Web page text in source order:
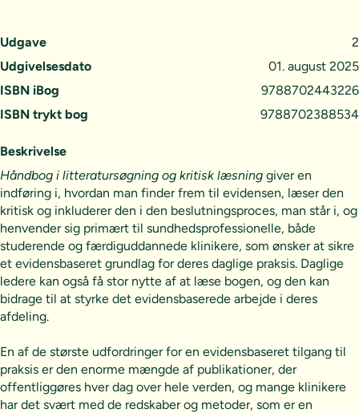
Udgave
2
Udgivelsesdato
01. august 2025
ISBN iBog
9788702443226
ISBN trykt bog
9788702388534
Beskrivelse
Håndbog i litteratursøgning og kritisk læsning giver en
indføring i, hvordan man finder frem til evidensen, læser den
kritisk og inkluderer den i den beslutningsproces, man står i, og
henvender sig primært til sundhedsprofessionelle, både
studerende og færdiguddannede klinikere, som ønsker at sikre
et evidensbaseret grundlag for deres daglige praksis. Daglige
ledere kan også få stor nytte af at læse bogen, og den kan
bidrage til at styrke det evidensbaserede arbejde i deres
afdeling.
En af de største udfordringer for en evidensbaseret tilgang til
praksis er den enorme mængde af publikationer, der
offentliggøres hver dag over hele verden, og mange klinikere
har det svært med de redskaber og metoder, som er en